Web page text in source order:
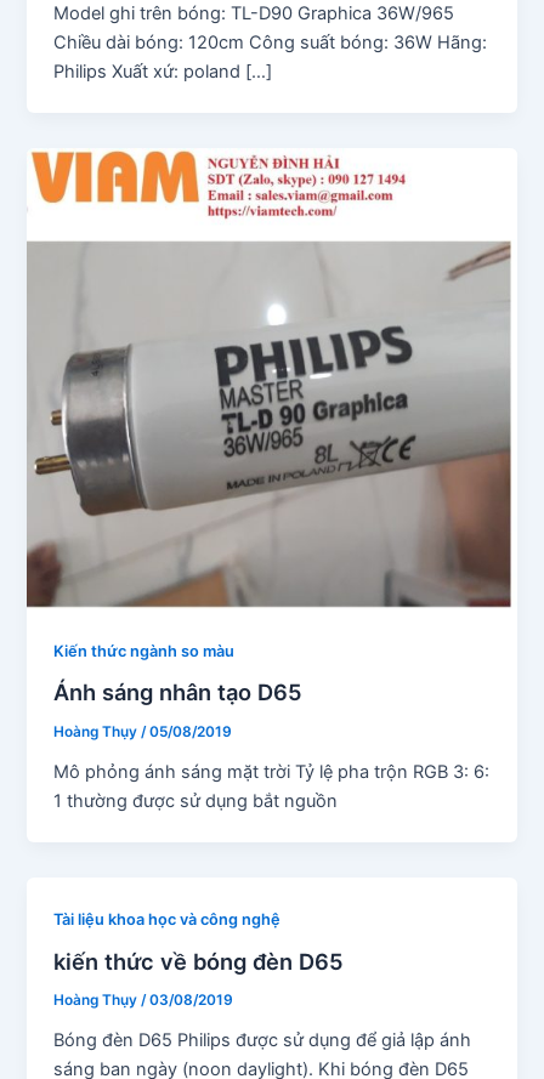
Model ghi trên bóng: TL-D90 Graphica 36W/965
Chiều dài bóng: 120cm Công suất bóng: 36W Hãng:
Philips Xuất xứ: poland […]
Kiến thức ngành so màu
Ánh sáng nhân tạo D65
Hoàng Thụy/05/08/2019
Mô phỏng ánh sáng mặt trời Tỷ lệ pha trộn RGB 3: 6:
1 thường được sử dụng bắt nguồn
Tài liệu khoa học và công nghệ
kiến thức về bóng đèn D65
Hoàng Thụy/03/08/2019
Bóng đèn D65 Philips được sử dụng để giả lập ánh
sáng ban ngày (noon daylight). Khi bóng đèn D65